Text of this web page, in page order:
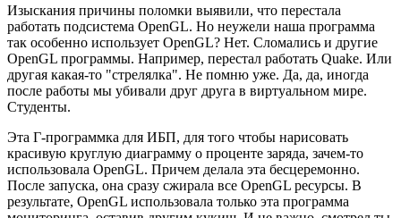
Изыскания причины поломки выявили, что перестала
работать подсистема OpenGL. Но неужели наша программа
так особенно использует OpenGL? Нет. Сломались и другие
OpenGL программы. Например, перестал работать Quake. Или
другая какая-то "стрелялка". Не помню уже. Да, да, иногда
после работы мы убивали друг друга в виртуальном мире.
Студенты.
Эта Г-программка для ИБП, для того чтобы нарисовать
красивую круглую диаграмму о проценте заряда, зачем-то
использовала OpenGL. Причем делала эта бесцеремонно.
После запуска, она сразу сжирала все OpenGL ресурсы. В
результате, OpenGL использовала только эта программа